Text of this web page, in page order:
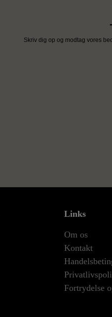
Skriv dig op og modtag vores
Links
Om os
Kontakt
Fortrydelse